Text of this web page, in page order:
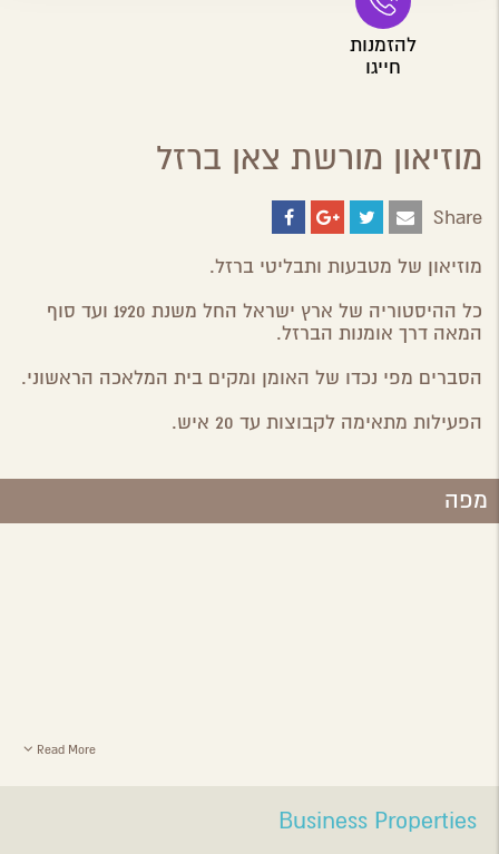
להזמנות
חייגו
מוזיאון מורשת צאן ברזל
Share
מוזיאון של מטבעות ותבליטי ברזל.
כל ההיסטוריה של ארץ ישראל החל משנת 1920 ועד סוף
המאה דרך אומנות הברזל.
הסברים מפי נכדו של האומן ומקים בית המלאכה הראשוני.
הפעילות מתאימה לקבוצות עד 20 איש.
מפה
Read More
Business Properties